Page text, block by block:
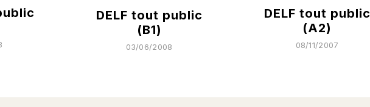
DELF tout public
(B1)
03/06/2008
DELF tout public
(A2)
08/11/2007